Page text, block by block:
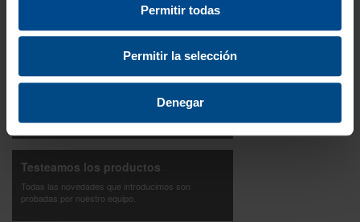
Permitir todas
Permitir la selección
Denegar
Testeamos los productos
Todas las novedades que introducimos son
probadas por nuestro equipo.